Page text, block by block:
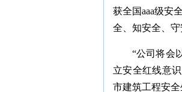
获全国aaa级安
全、知安全、守
“公司将会
立安全红线意
市建筑工程安